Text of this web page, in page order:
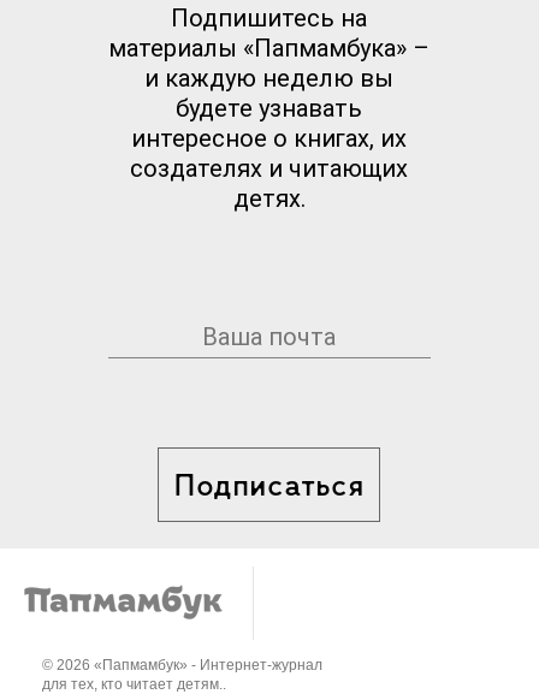
Подпишитесь на
материалы «Папмамбука» –
и каждую неделю вы
будете узнавать
интересное о книгах, их
создателях и читающих
детях.
Подписаться
© 2026 «Папмамбук» - Интернет-журнал
для тех, кто читает детям..